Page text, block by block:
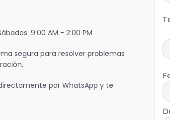
9:00 AM - 2:00 PM
segura para resolver problemas
por WhatsApp y te